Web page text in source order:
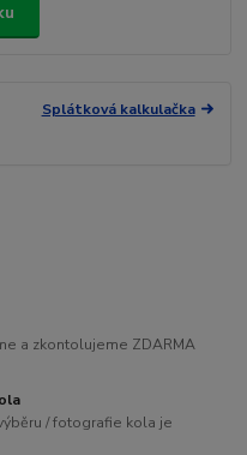
Splátková kalkulačka
a zkontolujeme ZDARMA
/ fotografie kola je